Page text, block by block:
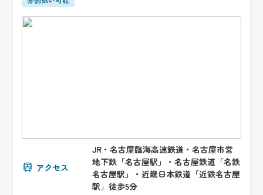
アクセス
JR・名古屋臨海高速鉄道・名古屋市営
地下鉄「名古屋駅」・名古屋鉄道「名鉄
名古屋駅」・近畿日本鉄道「近鉄名古屋
駅」徒歩5分